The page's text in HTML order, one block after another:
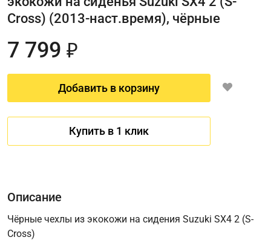
Cross) (2013-наст.время), чёрные
7 799 ₽
Добавить в корзину
Купить в 1 клик
Описание
Чёрные чехлы из экокожи на сидения Suzuki SX4 2 (S-
Cross)